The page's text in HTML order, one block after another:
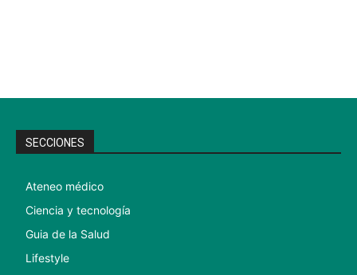
SECCIONES
Ateneo médico
Ciencia y tecnología
Guia de la Salud
Lifestyle